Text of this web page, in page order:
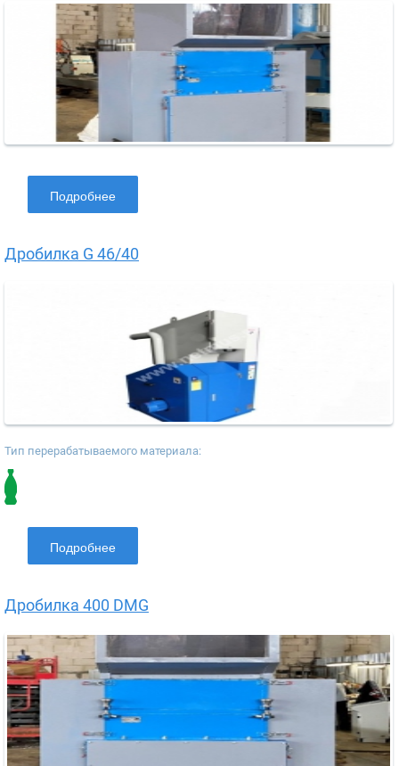
Подробнее
Дробилка G 46/40
Тип перерабатываемого материала:
Подробнее
Дробилка 400 DMG